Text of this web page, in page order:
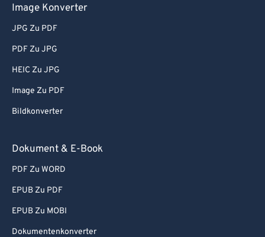
Image Konverter
JPG Zu PDF
PDF Zu JPG
HEIC Zu JPG
Image Zu PDF
Bildkonverter
Dokument & E-Book
PDF Zu WORD
EPUB Zu PDF
EPUB Zu MOBI
Dokumentenkonverter